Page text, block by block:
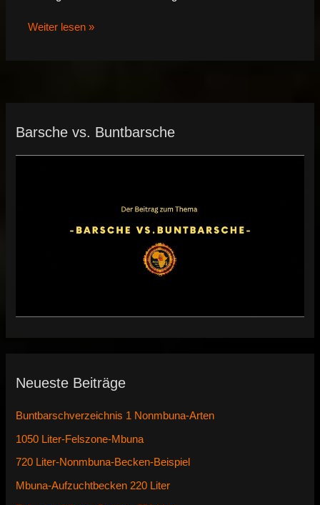
Weiter lesen »
Barsche vs. Buntbarsche
Neueste Beiträge
Buntbarschverzeichnis 1 Nonmbuna-Arten
1050 Liter-Felszone-Mbuna
720 Liter-Nonmbuna-Becken-Beispiel
Mbuna-Aufzuchtbecken 220 Liter